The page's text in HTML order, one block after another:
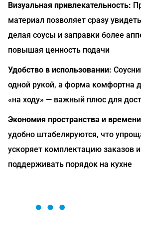
Визуальная привлекательность:
материал позволяет сразу
делая соусы и заправки более
повышая ценность подачи
Удобство в использовании:
одной рукой, а форма комфортна
«на ходу» — важный плюс для
Экономия пространства и
удобно штабелируются, что
ускоряет комплектацию заказов
поддерживать порядок на кухне